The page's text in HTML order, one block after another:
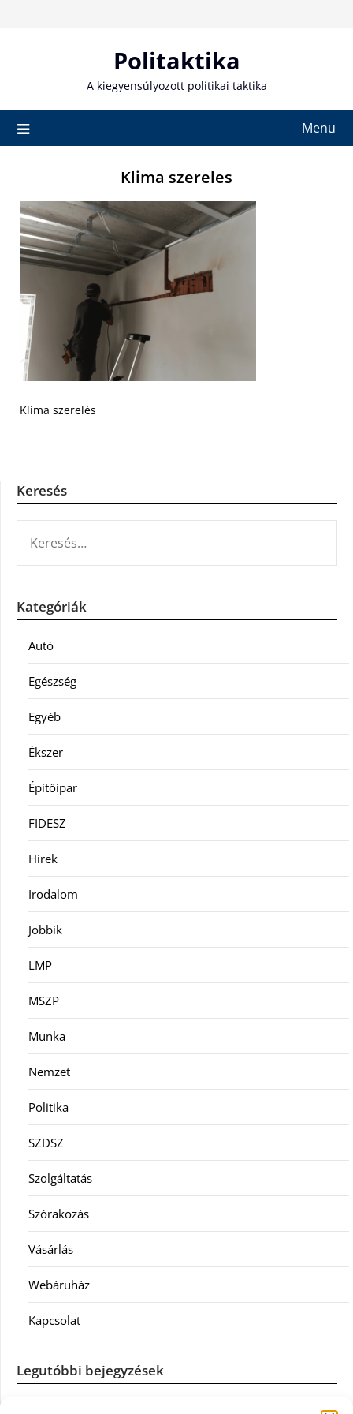
Politaktika
A kiegyensúlyozott politikai taktika
Menu
Klima szereles
Klíma szerelés
Keresés
Kategóriák
Autó
Egészség
Egyéb
Ékszer
Építőipar
FIDESZ
Hírek
Irodalom
Jobbik
LMP
MSZP
Munka
Nemzet
Politika
SZDSZ
Szolgáltatás
Szórakozás
Vásárlás
Webáruház
Kapcsolat
Legutóbbi bejegyzések
Casco szélvédőcsere: mikor éri meg a biztosítást igénybe